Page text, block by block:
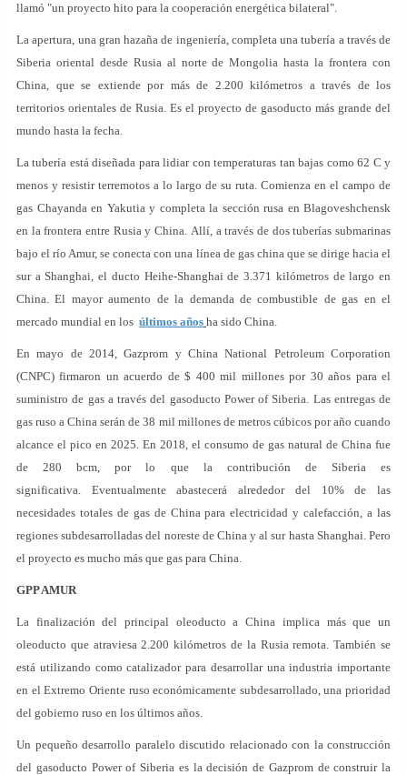
llamó "un proyecto hito para la cooperación energética bilateral".
La apertura, una gran hazaña de ingeniería, completa una tubería a través de
Siberia oriental desde Rusia al norte de Mongolia hasta la frontera con
China, que se extiende por más de 2.200 kilómetros a través de los
territorios orientales de Rusia. Es el proyecto de gasoducto más grande del
mundo hasta la fecha.
La tubería está diseñada para lidiar con temperaturas tan bajas como 62 C y
menos y resistir terremotos a lo largo de su ruta. Comienza en el campo de
gas Chayanda en Yakutia y completa la sección rusa en Blagoveshchensk
en la frontera entre Rusia y China. Allí, a través de dos tuberías submarinas
bajo el río Amur, se conecta con una línea de gas china que se dirige hacia el
sur a Shanghai, el ducto Heihe-Shanghai de 3.371 kilómetros de largo en
China. El mayor aumento de la demanda de combustible de gas en el
mercado mundial en los últimos años ha sido China.
En mayo de 2014, Gazprom y China National Petroleum Corporation
(CNPC) firmaron un acuerdo de $ 400 mil millones por 30 años para el
suministro de gas a través del gasoducto Power of Siberia. Las entregas de
gas ruso a China serán de 38 mil millones de metros cúbicos por año cuando
alcance el pico en 2025. En 2018, el consumo de gas natural de China fue
de 280 bcm, por lo que la contribución de Siberia es
significativa. Eventualmente abastecerá alrededor del 10% de las
necesidades totales de gas de China para electricidad y calefacción, a las
regiones subdesarrolladas del noreste de China y al sur hasta Shanghai. Pero
el proyecto es mucho más que gas para China.
GPP AMUR
La finalización del principal oleoducto a China implica más que un
oleoducto que atraviesa 2.200 kilómetros de la Rusia remota. También se
está utilizando como catalizador para desarrollar una industria importante
en el Extremo Oriente ruso económicamente subdesarrollado, una prioridad
del gobierno ruso en los últimos años.
Un pequeño desarrollo paralelo discutido relacionado con la construcción
del gasoducto Power of Siberia es la decisión de Gazprom de construir la